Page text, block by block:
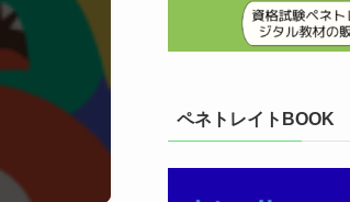
ペネトレイトBOOK